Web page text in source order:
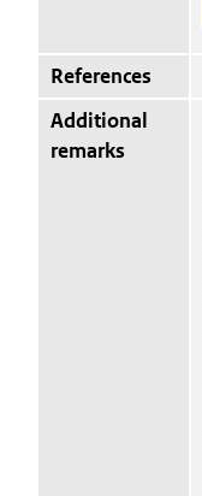
References
Additional
remarks